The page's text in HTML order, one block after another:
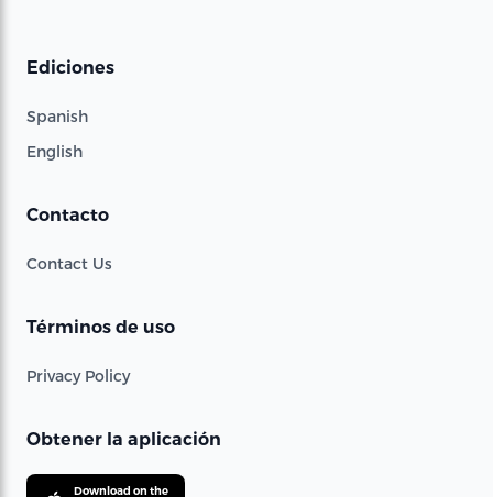
Ediciones
Spanish
English
Contacto
Contact Us
Términos de uso
Privacy Policy
Obtener la aplicación
Download on the